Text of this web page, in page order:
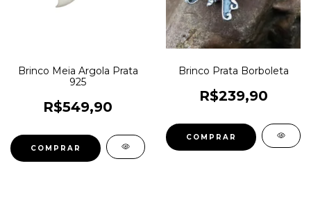
Brinco Meia Argola Prata
925
R$549,90
Brinco Prata Borboleta
R$239,90